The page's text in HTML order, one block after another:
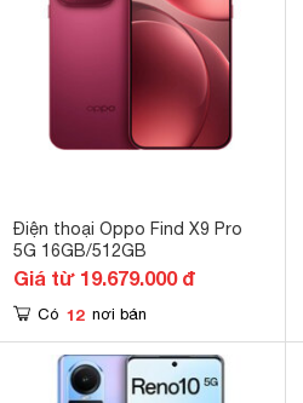
Điện thoại Oppo Find X9 Pro
5G 16GB/512GB
Giá từ 19.679.000 đ
Có 12 nơi bán